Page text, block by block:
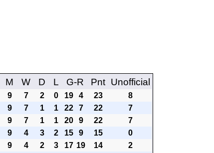
M W D L G-R Pnt Unofficial
9 7 2 0 19 4 23
8
9 7 1 1 22 7 22
7
9 7 1 1 20 9 22
7
9 4 3 2 15 9 15
0
9 4 2 3 17 19 14
2